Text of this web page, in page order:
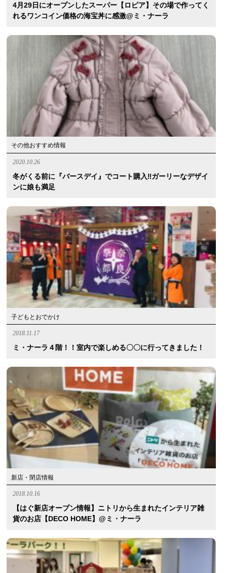
4月29日にオープンしたスーパー【ロピア】その場で作ってく
れるワンコイン価格の海宝丼に感激@ミ・ナーラ
その他おすすめ情報
2020.10.26
冬がくる前に『バースデイ』でコート購入‼︎ガーリーなデザイ
ンに娘も満足
子どもとおでかけ
2018.11.17
ミ・ナーラ４階！！室内で楽しめる〇〇に行ってきました！
新店・閉店情報
2018.10.16
【はぐ新店オープン情報】ニトリから生まれたインテリア雑
貨のお店【DECO HOME】@ミ・ナーラ